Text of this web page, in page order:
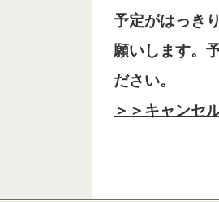
予定がはっき
願いします。
ださい。
＞＞キャンセ